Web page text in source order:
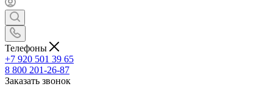
Телефоны
+7 920 501 39 65
8 800 201-26-87
Заказать звонок